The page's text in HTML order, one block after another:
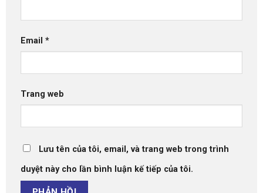
Email *
Trang web
Lưu tên của tôi, email, và trang web trong trình
duyệt này cho lần bình luận kế tiếp của tôi.